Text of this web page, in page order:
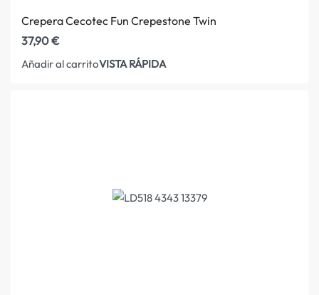
Crepera Cecotec Fun Crepestone Twin
37,90€
Añadir al carritoVISTA RÁPIDA